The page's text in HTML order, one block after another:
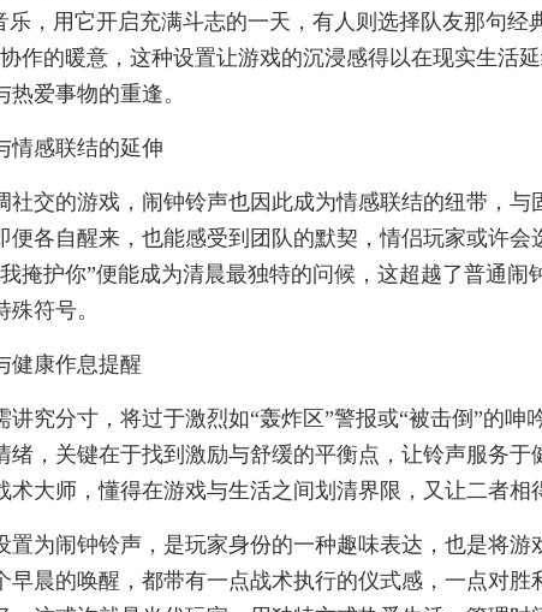
乐，用它开启充满斗志的一天，有人则选择队友那句经
作的暖意，这种设置让游戏的沉浸感得以在现实生活
爱事物的重逢。
情感联结的延伸
社交的游戏，闹钟铃声也因此成为情感联结的纽带，与
便各自醒来，也能感受到团队的默契，情侣玩家或许会
掩护你”便能成为清晨最独特的问候，这超越了普通闹
符号。
健康作息提醒
讲究分寸，将过于激烈如“轰炸区”警报或“被击倒”的呻
绪，关键在于找到激励与舒缓的平衡点，让铃声服务于
大师，懂得在游戏与生活之间划清界限，又让二者相
置为闹钟铃声，是玩家身份的一种趣味表达，也是将游
早晨的唤醒，都带有一点战术执行的仪式感，一点对胜